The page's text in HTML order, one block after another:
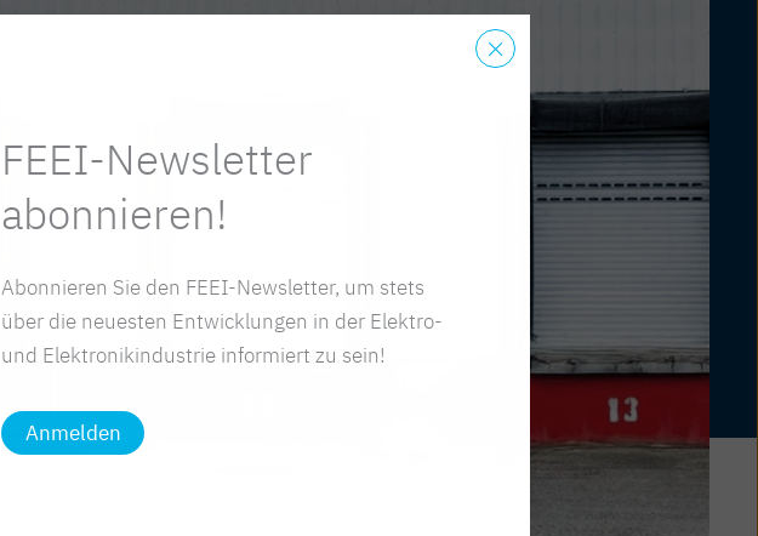
FEEI-Newsletter
abonnieren!
Abonnieren Sie den FEEI-Newsletter, um stets
über die neuesten Entwicklungen in der Elektro-
und Elektronikindustrie informiert zu sein!
Anmelden